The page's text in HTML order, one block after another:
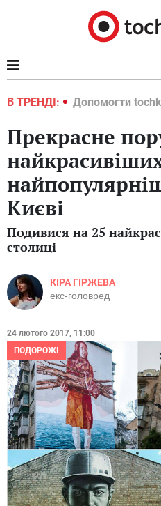
В ТРЕНДІ:
2022 Допомогти
Прекрасне
Києві
Подивися на 25
столиці
КІРА ГІРЖЕВА
екс-головред
24 лютого 2017, 11:00
ПОДОРОЖІ